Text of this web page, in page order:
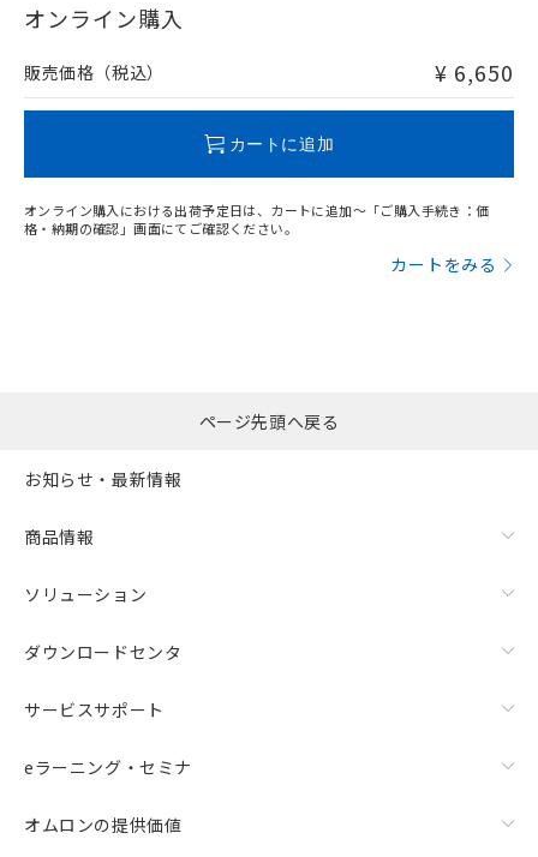
在庫等で未対応品が混在する可能性があります。
問い合わせください。
オンライン購入
販売価格（税込） ¥ 6,650
カートに追加
オンライン購入における出荷予定日は、カートに追加～「ご購入手続き：価
格・納期の確認」画面にてご確認ください。
カートをみる
ページ先頭へ戻る
お知らせ・最新情報
商品情報
ソリューション
ダウンロードセンタ
サービスサポート
eラーニング・セミナ
オムロンの提供価値